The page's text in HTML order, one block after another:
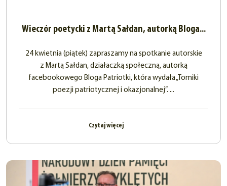
Wieczór poetycki z Martą Sałdan, autorką Bloga...
24 kwietnia (piątek) zapraszamy na spotkanie autorskie
z Martą Sałdan, działaczką społeczną, autorką
facebookowego Bloga Patriotki, która wydała „Tomiki
poezji patriotycznej i okazjonalnej”. ...
Czytaj więcej